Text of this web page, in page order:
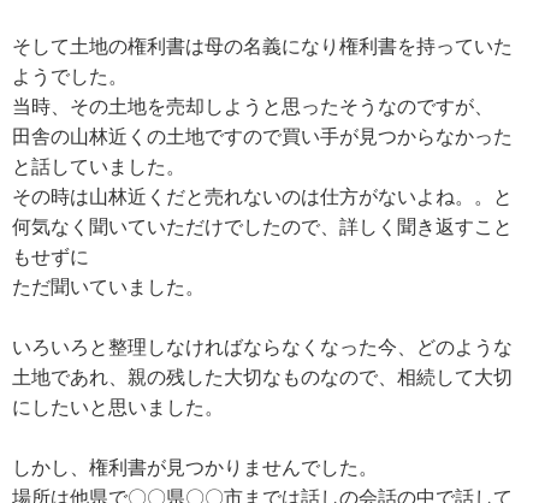
そして土地の権利書は母の名義になり権利書を持っていた
ようでした。
当時、その土地を売却しようと思ったそうなのですが、
田舎の山林近くの土地ですので買い手が見つからなかった
と話していました。
その時は山林近くだと売れないのは仕方がないよね。。と
何気なく聞いていただけでしたので、詳しく聞き返すこと
もせずに
ただ聞いていました。
いろいろと整理しなければならなくなった今、どのような
土地であれ、親の残した大切なものなので、相続して大切
にしたいと思いました。
しかし、権利書が見つかりませんでした。
場所は他県で〇〇県〇〇市までは話しの会話の中で話して